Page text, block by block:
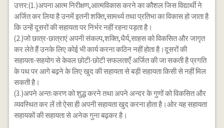
उत्तर:(1.)अपना आत्म निरीक्षण,आत्मविकास करने का कौशल जिस विद्यार्थी ने
अर्जित कर लिया है उनमें इतनी शक्ति,सामर्थ्य तथा प्रतिभा का विकास हो जाता है
कि उन्हें दूसरों की सहायता पर निर्भर नहीं रहना पड़ता है।
(2.)जो छात्र-छात्राएं अपनी संकल्प,शक्ति,धैर्य,साहस को विकसित और जागृत
कर लेते हैं उनके लिए कोई भी कार्य करना कठिन नहीं होता है।दूसरों की
सहायता-सहयोग से केवल छोटी-छोटी सफलताएँ अर्जित की जा सकती है प्रगति
के पथ पर आगे बढ़ने के लिए खुद की सहायता से बड़ी सहायता किसी से नहीं मिल
सकती है।
(3.)अपने अन्तःकरण को शुद्ध करने तथा अपने अन्दर के गुणों को विकसित और
व्यवस्थित कर लें तो ऐसा ही अपनी सहायता खुद करना होता है।ओर यह सहायता
सहायकों की सहायता से अनेक गुना बढ़कर है।